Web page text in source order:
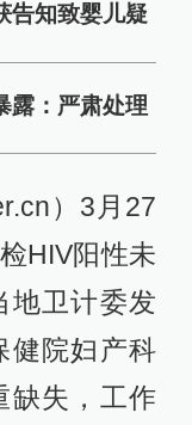
告知致婴儿疑
露：严肃处理
）3月27
HIV阳性未
地卫计委发
健院妇产科
缺失，工作